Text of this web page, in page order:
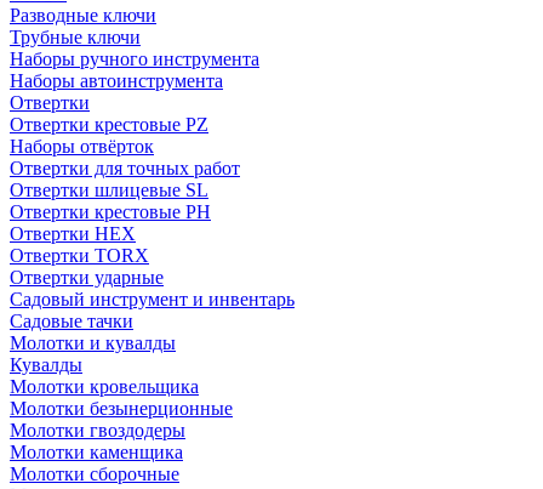
Разводные ключи
Трубные ключи
Наборы ручного инструмента
Наборы автоинструмента
Отвертки
Отвертки крестовые PZ
Наборы отвёрток
Отвертки для точных работ
Отвертки шлицевые SL
Отвертки крестовые PH
Отвертки HEX
Отвертки TORX
Отвертки ударные
Садовый инструмент и инвентарь
Садовые тачки
Молотки и кувалды
Кувалды
Молотки кровельщика
Молотки безынерционные
Молотки гвоздодеры
Молотки каменщика
Молотки сборочные